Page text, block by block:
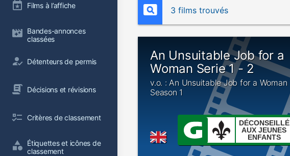
Films à l’affiche
Bandes-annonces
classées
Détenteurs de permis
Décisions et révisions
Critères de classement
Étiquettes et icônes de
classement
3 films trouvés
An Unsuitable Job for a
Woman Serie 1 - 2
v.o. : An Unsuitable Job for a Woman
Season 1
DÉCONSEILLÉ
AUX JEUNES
ENFANTS